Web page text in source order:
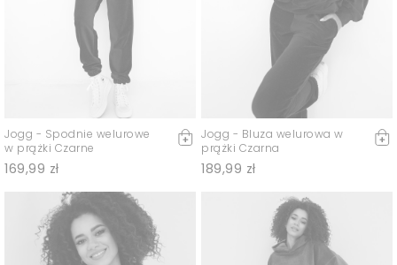
Jogg - Spodnie welurowe
w prążki Czarne
169,99 zł
Jogg - Bluza welurowa w
prążki Czarna
189,99 zł